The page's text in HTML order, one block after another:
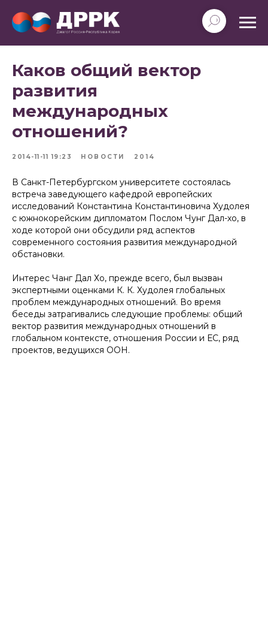
Каков общий вектор
развития
международных
отношений?
2014-11-11 19:23 НОВОСТИ 2014
В Санкт-Петербургском университете состоялась
встреча заведующего кафедрой европейских
исследований Константина Константиновича Худолея
с южнокорейским дипломатом Послом Чунг Дал-хо, в
ходе которой они обсудили ряд аспектов
современного состояния развития международной
обстановки.
Интерес Чанг Дал Хо, прежде всего, был вызван
экспертными оценками К. К. Худолея глобальных
проблем международных отношений. Во время
беседы затрагивались следующие проблемы: общий
вектор развития международных отношений в
глобальном контексте, отношения России и ЕС, ряд
проектов, ведущихся ООН.